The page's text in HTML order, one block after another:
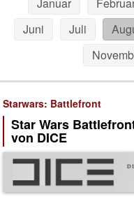
Januar
Juni
Juli
Starwars: Battlefront
Star Wars
von DICE